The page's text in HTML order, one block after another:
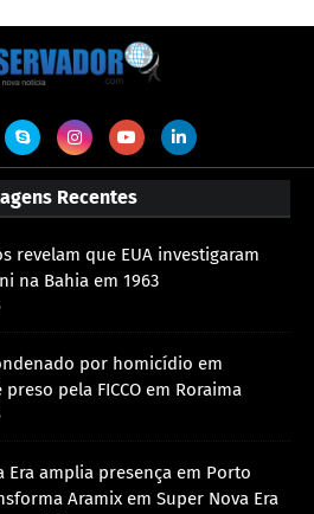
Recentes
revelam que EUA investigaram
na Bahia em 1963
por homicídio em
pela FICCO em Roraima
Era amplia presença em Porto
Aramix em Super Nova Era